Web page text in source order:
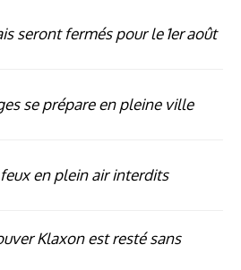
seront fermés pour le 1er août
se prépare en pleine ville
en plein air interdits
Klaxon est resté sans